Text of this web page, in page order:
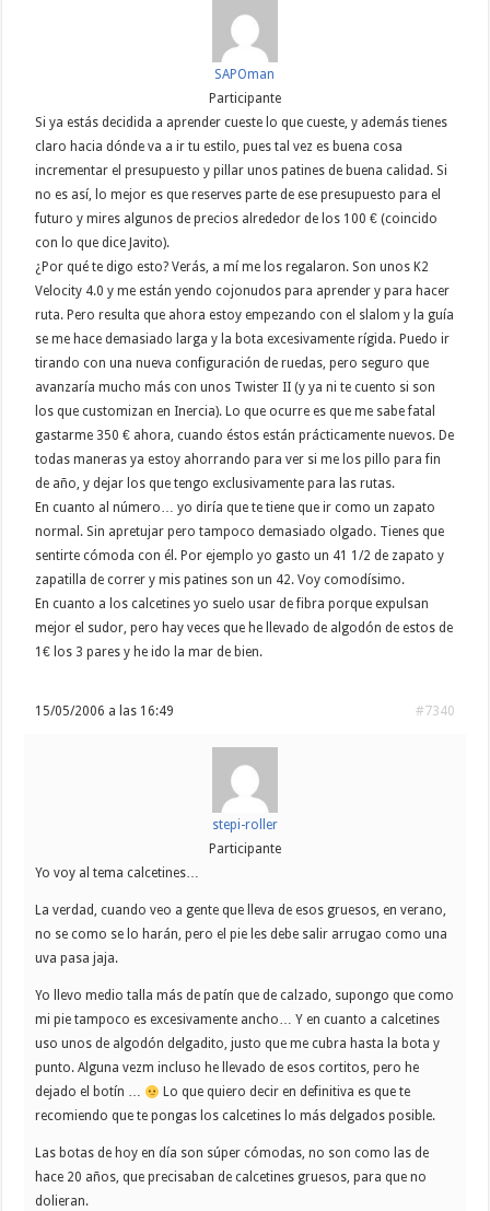
SAPOman
Participante
Si ya estás decidida a aprender cueste lo que cueste, y además tienes
claro hacia dónde va a ir tu estilo, pues tal vez es buena cosa
incrementar el presupuesto y pillar unos patines de buena calidad. Si
no es así, lo mejor es que reserves parte de ese presupuesto para el
futuro y mires algunos de precios alrededor de los 100 € (coincido
con lo que dice Javito).
¿Por qué te digo esto? Verás, a mí me los regalaron. Son unos K2
Velocity 4.0 y me están yendo cojonudos para aprender y para hacer
ruta. Pero resulta que ahora estoy empezando con el slalom y la guía
se me hace demasiado larga y la bota excesivamente rígida. Puedo ir
tirando con una nueva configuración de ruedas, pero seguro que
avanzaría mucho más con unos Twister II (y ya ni te cuento si son
los que customizan en Inercia). Lo que ocurre es que me sabe fatal
gastarme 350 € ahora, cuando éstos están prácticamente nuevos. De
todas maneras ya estoy ahorrando para ver si me los pillo para fin
de año, y dejar los que tengo exclusivamente para las rutas.
En cuanto al número… yo diría que te tiene que ir como un zapato
normal. Sin apretujar pero tampoco demasiado olgado. Tienes que
sentirte cómoda con él. Por ejemplo yo gasto un 41 1/2 de zapato y
zapatilla de correr y mis patines son un 42. Voy comodísimo.
En cuanto a los calcetines yo suelo usar de fibra porque expulsan
mejor el sudor, pero hay veces que he llevado de algodón de estos de
1€ los 3 pares y he ido la mar de bien.
15/05/2006 a las 16:49 #7340
stepi-roller
Participante
Yo voy al tema calcetines…
La verdad, cuando veo a gente que lleva de esos gruesos, en verano,
no se como se lo harán, pero el pie les debe salir arrugao como una
uva pasa jaja.
Yo llevo medio talla más de patín que de calzado, supongo que como
mi pie tampoco es excesivamente ancho… Y en cuanto a calcetines
uso unos de algodón delgadito, justo que me cubra hasta la bota y
punto. Alguna vezm incluso he llevado de esos cortitos, pero he
dejado el botín …
Lo que quiero decir en definitiva es que te
recomiendo que te pongas los calcetines lo más delgados posible.
Las botas de hoy en día son súper cómodas, no son como las de
hace 20 años, que precisaban de calcetines gruesos, para que no
dolieran.